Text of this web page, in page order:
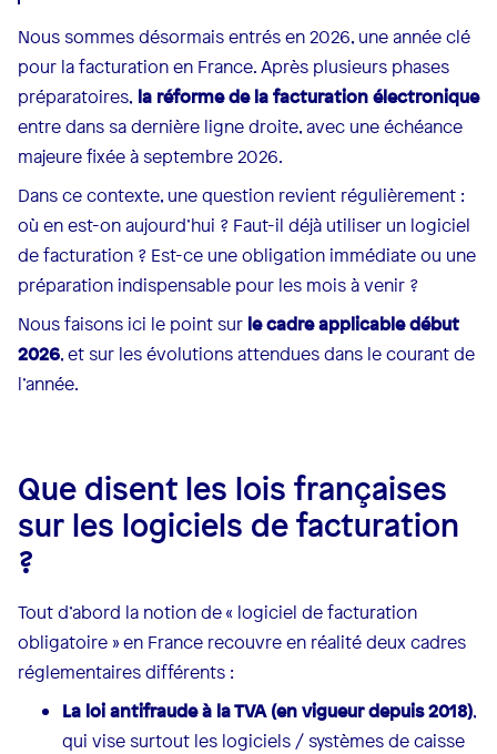
Nous sommes désormais entrés en 2026, une année clé
pour la facturation en France. Après plusieurs phases
préparatoires, la réforme de la facturation électronique
entre dans sa dernière ligne droite, avec une échéance
majeure fixée à septembre 2026.
Dans ce contexte, une question revient régulièrement :
où en est-on aujourd’hui ? Faut-il déjà utiliser un logiciel
de facturation ? Est-ce une obligation immédiate ou une
préparation indispensable pour les mois à venir ?
Nous faisons ici le point sur le cadre applicable début
2026, et sur les évolutions attendues dans le courant de
l’année.
Que disent les lois françaises
sur les logiciels de facturation
?
Tout d’abord la notion de « logiciel de facturation
obligatoire » en France recouvre en réalité deux cadres
réglementaires différents :
La loi antifraude à la TVA (en vigueur depuis 2018),
qui vise surtout les logiciels / systèmes de caisse